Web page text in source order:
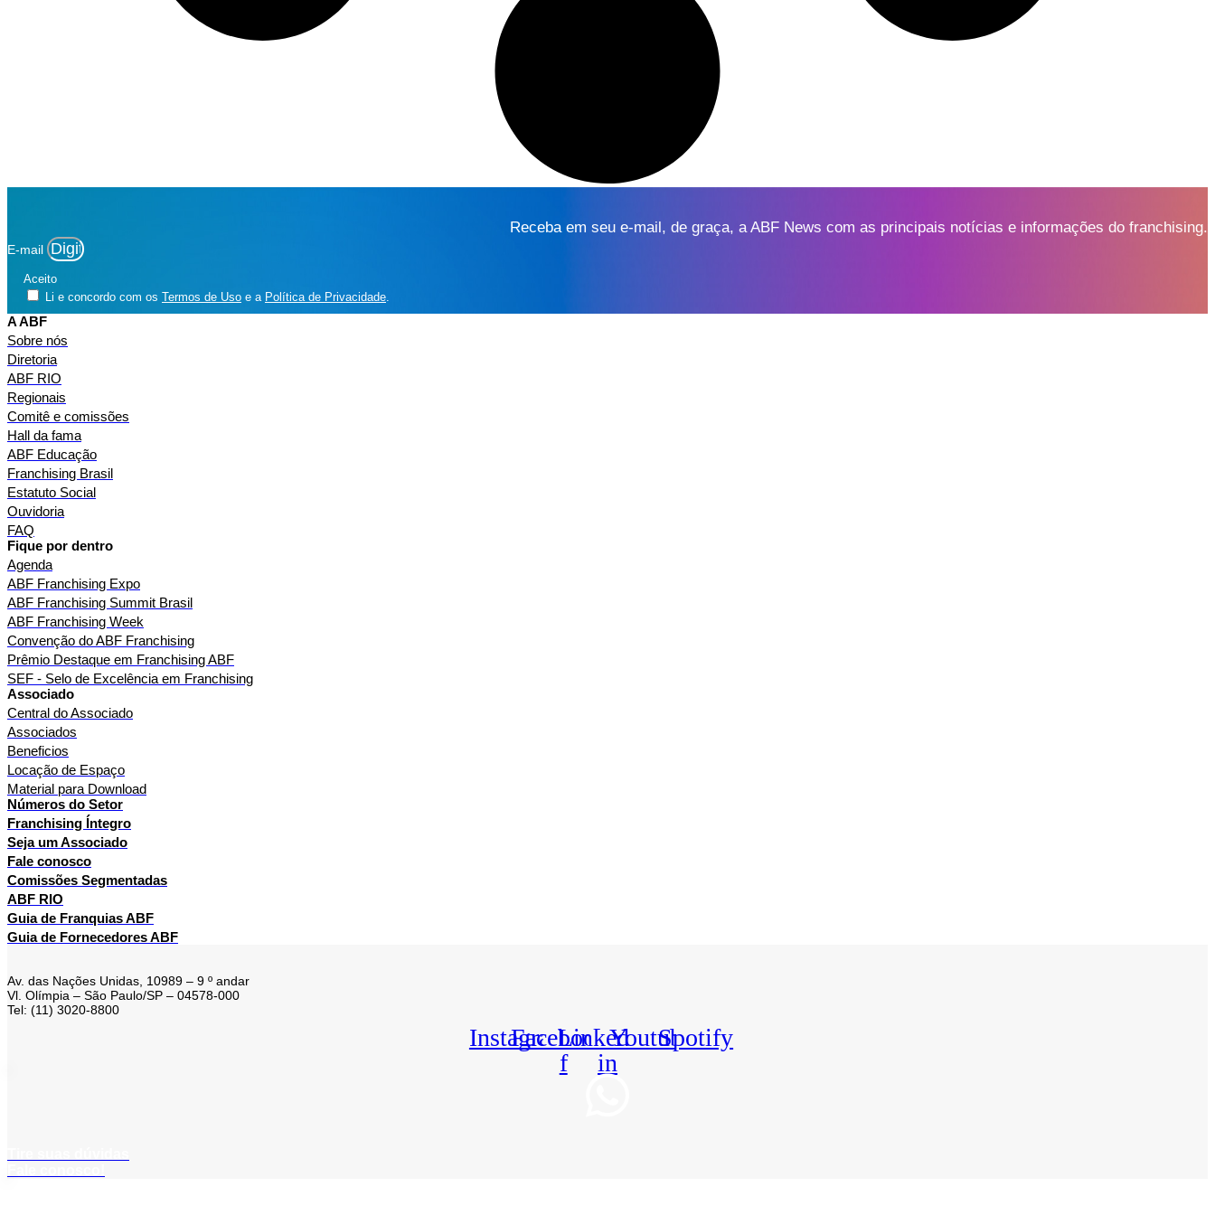
Receba em seu e-mail, de graça, a ABF News com as principais notícias e informações do franchising.
E-mail
Aceito
Li e concordo com os Termos de Uso e a Política de Privacidade.
A ABF
Sobre nós
Diretoria
ABF RIO
Regionais
Comitê e comissões
Hall da fama
ABF Educação
Franchising Brasil
Estatuto Social
Ouvidoria
FAQ
Fique por dentro
Agenda
ABF Franchising Expo
ABF Franchising Summit Brasil
ABF Franchising Week
Convenção do ABF Franchising
Prêmio Destaque em Franchising ABF
SEF - Selo de Excelência em Franchising
Associado
Central do Associado
Associados
Beneficios
Locação de Espaço
Material para Download
Números do Setor
Franchising Íntegro
Seja um Associado
Fale conosco
Comissões Segmentadas
ABF RIO
Guia de Franquias ABF
Guia de Fornecedores ABF
Av. das Nações Unidas, 10989 – 9 º andar
Vl. Olímpia – São Paulo/SP – 04578-000
Tel: (11) 3020-8800
Instagram
Facebook-
f
Linkedin-
in
YoutubeSpotify